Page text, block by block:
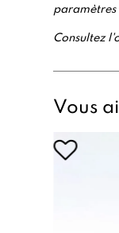
paramètres
Consultez
Vous